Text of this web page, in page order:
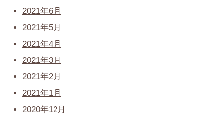
2021年6月
2021年5月
2021年4月
2021年3月
2021年2月
2021年1月
2020年12月